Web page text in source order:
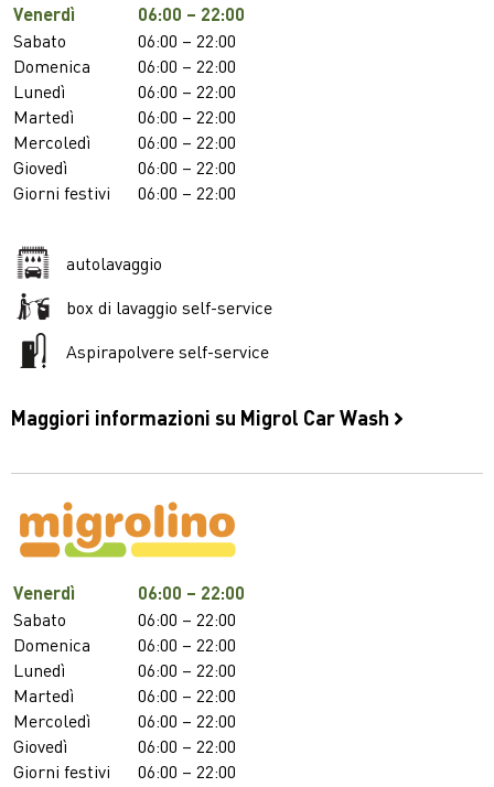
Venerdì 06:00 – 22:00
Sabato
06:00 – 22:00
Domenica
06:00 – 22:00
Lunedì
06:00 – 22:00
Martedì
06:00 – 22:00
Mercoledì
06:00 – 22:00
Giovedì
06:00 – 22:00
Giorni festivi
06:00 – 22:00
autolavaggio
box di lavaggio self-service
Aspirapolvere self-service
Maggiori informazioni su Migrol Car Wash
Venerdì 06:00 – 22:00
Sabato
06:00 – 22:00
Domenica
06:00 – 22:00
Lunedì
06:00 – 22:00
Martedì
06:00 – 22:00
Mercoledì
06:00 – 22:00
Giovedì
06:00 – 22:00
Giorni festivi
06:00 – 22:00